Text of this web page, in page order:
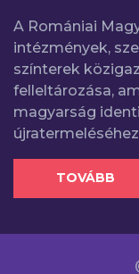
A Romániai
intézmények,
színterek
felleltározása,
magyarság
TOVÁBB